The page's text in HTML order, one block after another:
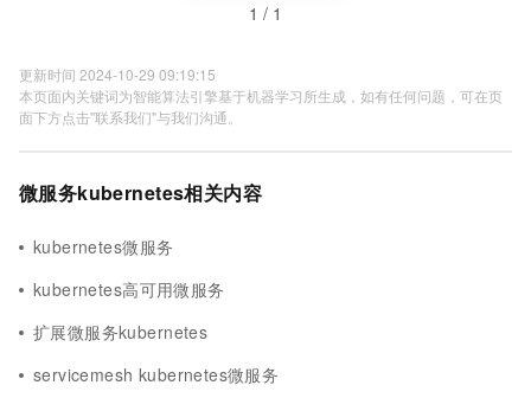
1 / 1
更新时间 2024-10-29 09:19:15
本页面内关键词为智能算法引擎基于机器学习所生成，如有任何问题，可在页
面下方点击"联系我们"与我们沟通。
微服务kubernetes相关内容
kubernetes微服务
kubernetes高可用微服务
扩展微服务kubernetes
servicemesh kubernetes微服务